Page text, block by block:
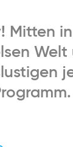
Mitten